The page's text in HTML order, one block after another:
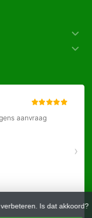
Is dat akkoord?